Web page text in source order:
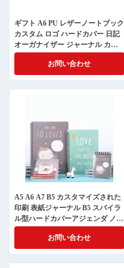
ギフト A6 PU レザーノートブック
カスタム ロゴ ハードカバー 日記
オーガナイザー ジャーナル カバ
ー ギフト
お問い合わせ
A5 A6 A7 B5 カスタマイズされた
印刷 表紙ジャーナル B5 スパイラ
ル型ハードカバーアジェンダ ノー
トブックプランナー
お問い合わせ